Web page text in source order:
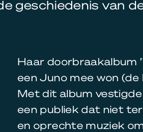
geschiedenis van
Haar doorbraakalbum
een Juno mee won
Met dit album
een publiek dat niet
en oprechte muziek